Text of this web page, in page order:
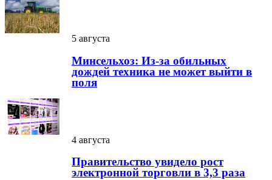
5 августа
Минсельхоз: Из-за обильных
дождей техника не может выйти в
поля
4 августа
Правительство увидело рост
электронной торговли в 3,3 раза